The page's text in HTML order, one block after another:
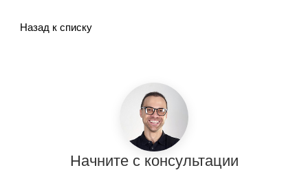
Назад к списку
Начните с консультации